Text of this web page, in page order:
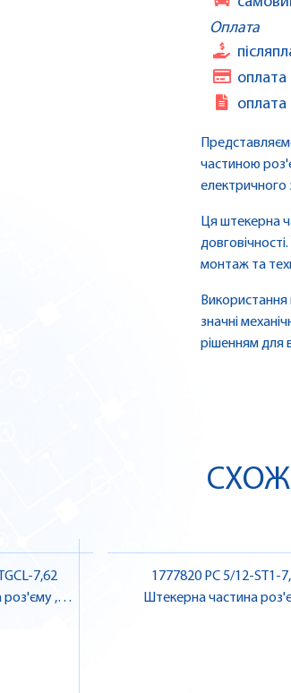
Оплата
оплата
оплата
частиною
електричного
Ця штекерна
монтаж та
значні
рішенням для
7,62
,
1777820 PC 5/12-ST1-
Штекерна частина